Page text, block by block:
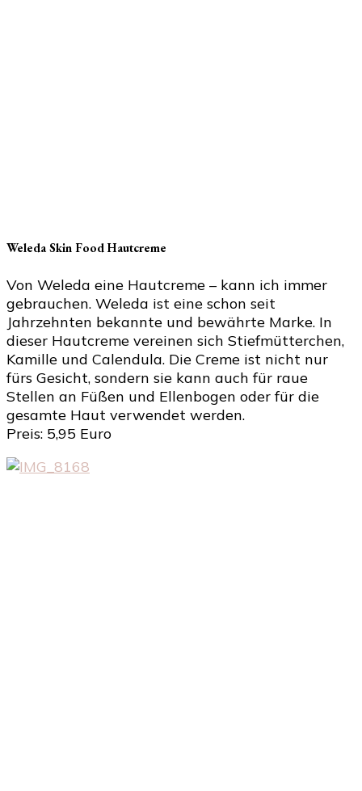
Weleda Skin Food Hautcreme
Von Weleda eine Hautcreme – kann ich immer
gebrauchen. Weleda ist eine schon seit
Jahrzehnten bekannte und bewährte Marke. In
dieser Hautcreme vereinen sich Stiefmütterchen,
Kamille und Calendula. Die Creme ist nicht nur
fürs Gesicht, sondern sie kann auch für raue
Stellen an Füßen und Ellenbogen oder für die
gesamte Haut verwendet werden.
Preis: 5,95 Euro